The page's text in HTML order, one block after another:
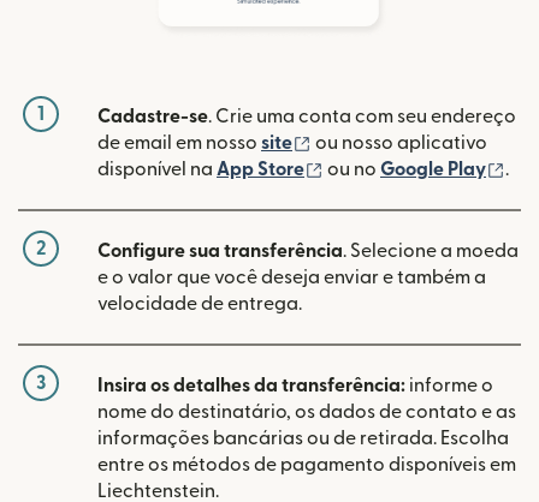
1 Cadastre-se. Crie uma conta com seu endereço
de email em nosso site (abre em uma nova
ou nosso aplicativo
disponível na App Store (abre em uma nova
ou no Google Play .
2 Configure sua transferência. Selecione a moeda
e o valor que você deseja enviar e também a
velocidade de entrega.
3 Insira os detalhes da transferência: informe o
nome do destinatário, os dados de contato e as
informações bancárias ou de retirada. Escolha
entre os métodos de pagamento disponíveis em
Liechtenstein.